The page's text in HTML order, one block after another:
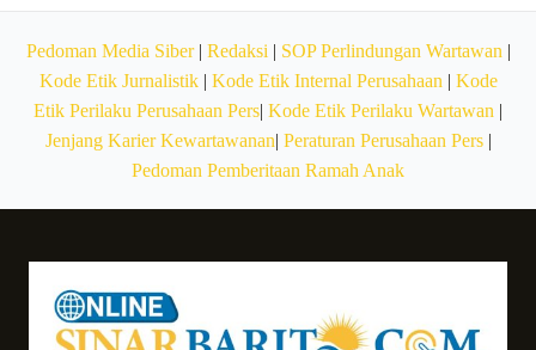
Pedoman Media Siber| Redaksi | SOP Perlindungan Wartawan |
Kode Etik Jurnalistik| Kode Etik Internal Perusahaan | Kode
Etik Perilaku Perusahaan Pers| Kode Etik Perilaku Wartawan |
Jenjang Karier Kewartawanan| Peraturan Perusahaan Pers|
Pedoman Pemberitaan Ramah Anak